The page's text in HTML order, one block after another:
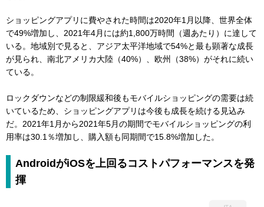
ショッピングアプリに費やされた時間は2020年1月以降、世界全体
で49%増加し、2021年4月には約1,800万時間（週あたり）に達して
いる。地域別で見ると、アジア太平洋地域で54%と最も顕著な成長
が見られ、南北アメリカ大陸（40%）、欧州（38%）がそれに続い
ている。
ロックダウンなどの制限緩和後もモバイルショッピングの需要は続
いているため、ショッピングアプリは今後も成長を続ける見込み
だ。2021年1月から2021年5月の期間でモバイルショッピングの利
用率は30.1％増加し、購入額も同期間で15.8%増加した。
AndroidがiOSを上回るコストパフォーマンスを発
揮